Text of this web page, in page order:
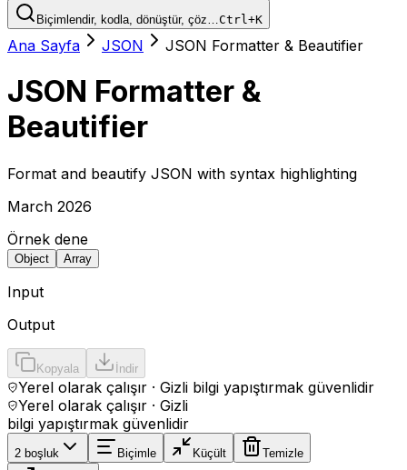
Biçimlendir, kodla, dönüştür, çöz…Ctrl+K
Ana Sayfa JSON JSON Formatter & Beautifier
JSON Formatter &
Beautifier
Format and beautify JSON with syntax highlighting
March 2026
Örnek dene
Object Array
Input
Output
Kopyala İndir
Yerel olarak çalışır · Gizli bilgi yapıştırmak güvenlidir
Yerel olarak çalışır · Gizli
bilgi yapıştırmak güvenlidir
2 boşluk Biçimle Küçült Temizle